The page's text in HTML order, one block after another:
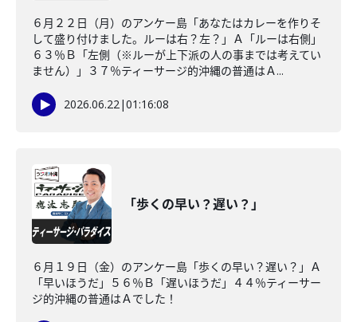
６月２２日（月）のアンケー島「あなたはカレーを作りそ
して盛り付けました。ルーは右？左？」Ａ「ルーは右側」
６３％Ｂ「左側（※ルーが上下派の人の事までは考えてい
ません）」３７％ティーサージ的沖縄の普通はＡ...
2026.06.22|01:16:08
「歩くの早い？遅い？」
６月１９日（金）のアンケー島「歩くの早い？遅い？」Ａ
「早いほうだ」５６％Ｂ「遅いほうだ」４４％ティーサー
ジ的沖縄の普通はＡでした！